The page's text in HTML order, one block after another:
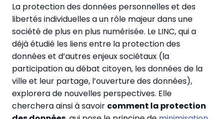
La protection des données personnelles et des
libertés individuelles a un rôle majeur dans une
société de plus en plus numérisée. Le LINC, qui a
déjà étudié les liens entre la protection des
données et d’autres enjeux sociétaux (la
participation au débat citoyen, les données de la
ville et leur partage, l’ouverture des données),
explorera de nouvelles perspectives. Elle
cherchera ainsi à savoir comment la protection